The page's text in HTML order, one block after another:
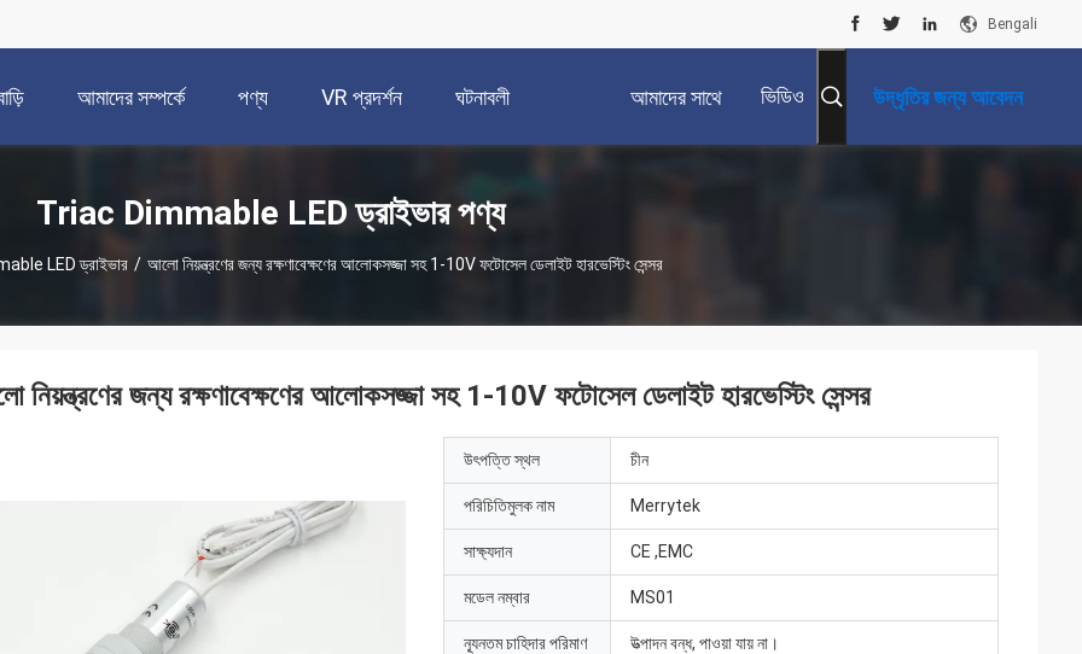
Bengali
আমাদের সম্পর্কে পণ্য VR প্রদর্শন ঘটনাবলী আমাদের সাথে ভিডিও উদ্ধৃতির জন্য আবেদন
Triac Dimmable LED ড্রাইভার পণ্য
LED ড্রাইভার / আলো নিয়ন্ত্রণের জন্য রক্ষণাবেক্ষণের আলোকসজ্জা সহ 1-10V ফটোসেল ডেলাইট হারভেস্টিং সেন্সর
নিয়ন্ত্রণের জন্য রক্ষণাবেক্ষণের আলোকসজ্জা সহ 1-10V ফটোসেল ডেলাইট হারভেস্টিং সেন্সর
উৎপত্তি স্থল চীন
পরিচিতিমুলক নাম Merrytek
সাক্ষ্যদান CE ,EMC
মডেল নম্বার MS01
ন্যূনতম চাহিদার পরিমাণ উত্পাদন বন্ধ, পাওয়া যায় না।